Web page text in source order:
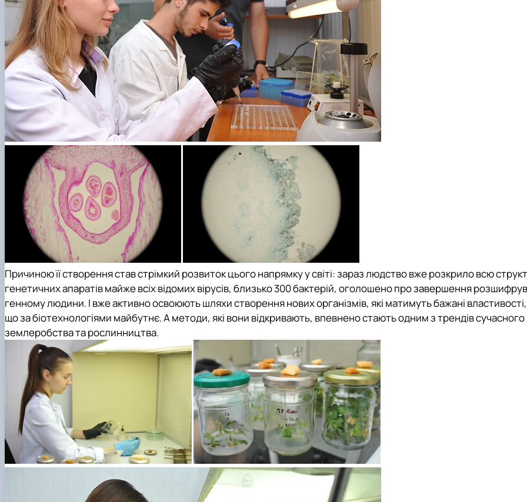
Причиною її створення став стрімкий розвиток цього напрямку у світі: зараз людство вже розкрило всю
генетичних апаратів майже всіх відомих вірусів, близько 300 бактерій, оголошено про завершення
генному людини. І вже активно освоюють шляхи створення нових організмів, які матимуть бажані
що за біотехнологіями майбутнє. А методи, які вони відкривають, впевнено стають одним з трендів сучасного
землеробства та рослинництва.